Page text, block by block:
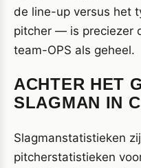
de line-up versus het
pitcher — is preciezer
team-OPS als geheel.
ACHTER HET
SLAGMAN IN
Slagmanstatistieken
pitcherstatistieken